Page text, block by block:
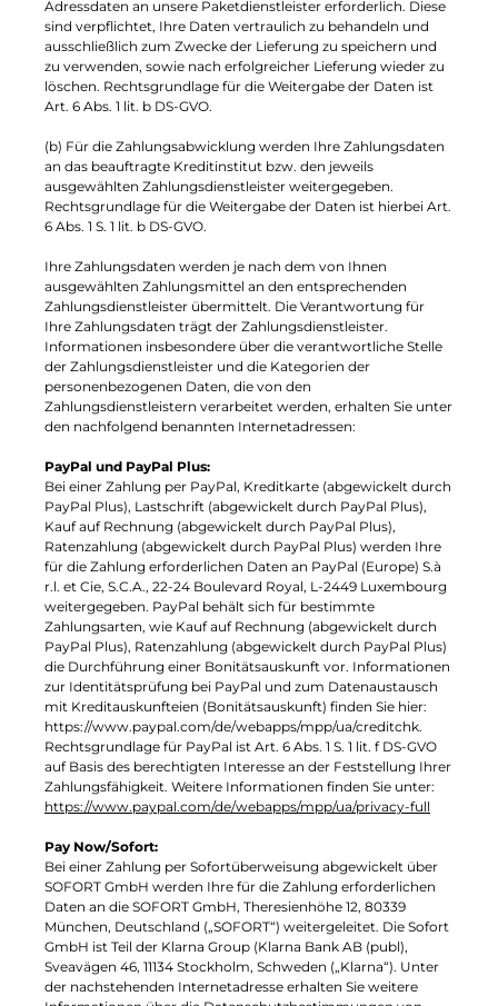
Adressdaten an unsere Paketdienstleister erforderlich. Diese
sind verpflichtet, Ihre Daten vertraulich zu behandeln und
ausschließlich zum Zwecke der Lieferung zu speichern und
zu verwenden, sowie nach erfolgreicher Lieferung wieder zu
löschen. Rechtsgrundlage für die Weitergabe der Daten ist
Art. 6 Abs. 1 lit. b DS-GVO.
(b) Für die Zahlungsabwicklung werden Ihre Zahlungsdaten
an das beauftragte Kreditinstitut bzw. den jeweils
ausgewählten Zahlungsdienstleister weitergegeben.
Rechtsgrundlage für die Weitergabe der Daten ist hierbei Art.
6 Abs. 1 S. 1 lit. b DS-GVO.
Ihre Zahlungsdaten werden je nach dem von Ihnen
ausgewählten Zahlungsmittel an den entsprechenden
Zahlungsdienstleister übermittelt. Die Verantwortung für
Ihre Zahlungsdaten trägt der Zahlungsdienstleister.
Informationen insbesondere über die verantwortliche Stelle
der Zahlungsdienstleister und die Kategorien der
personenbezogenen Daten, die von den
Zahlungsdienstleistern verarbeitet werden, erhalten Sie unter
den nachfolgend benannten Internetadressen:
PayPal und PayPal Plus:
Bei einer Zahlung per PayPal, Kreditkarte (abgewickelt durch
PayPal Plus), Lastschrift (abgewickelt durch PayPal Plus),
Kauf auf Rechnung (abgewickelt durch PayPal Plus),
Ratenzahlung (abgewickelt durch PayPal Plus) werden Ihre
für die Zahlung erforderlichen Daten an PayPal (Europe) S.à
r.l. et Cie, S.C.A., 22-24 Boulevard Royal, L-2449 Luxembourg
weitergegeben. PayPal behält sich für bestimmte
Zahlungsarten, wie Kauf auf Rechnung (abgewickelt durch
PayPal Plus), Ratenzahlung (abgewickelt durch PayPal Plus)
die Durchführung einer Bonitätsauskunft vor. Informationen
zur Identitätsprüfung bei PayPal und zum Datenaustausch
mit Kreditauskunfteien (Bonitätsauskunft) finden Sie hier:
https://www.paypal.com/de/webapps/mpp/ua/creditchk.
Rechtsgrundlage für PayPal ist Art. 6 Abs. 1 S. 1 lit. f DS-GVO
auf Basis des berechtigten Interesse an der Feststellung Ihrer
Zahlungsfähigkeit. Weitere Informationen finden Sie unter:
https://www.paypal.com/de/webapps/mpp/ua/privacy-full
Pay Now/Sofort:
Bei einer Zahlung per Sofortüberweisung abgewickelt über
SOFORT GmbH werden Ihre für die Zahlung erforderlichen
Daten an die SOFORT GmbH, Theresienhöhe 12, 80339
München, Deutschland („SOFORT“) weitergeleitet. Die Sofort
GmbH ist Teil der Klarna Group (Klarna Bank AB (publ),
Sveavägen 46, 11134 Stockholm, Schweden („Klarna“). Unter
der nachstehenden Internetadresse erhalten Sie weitere